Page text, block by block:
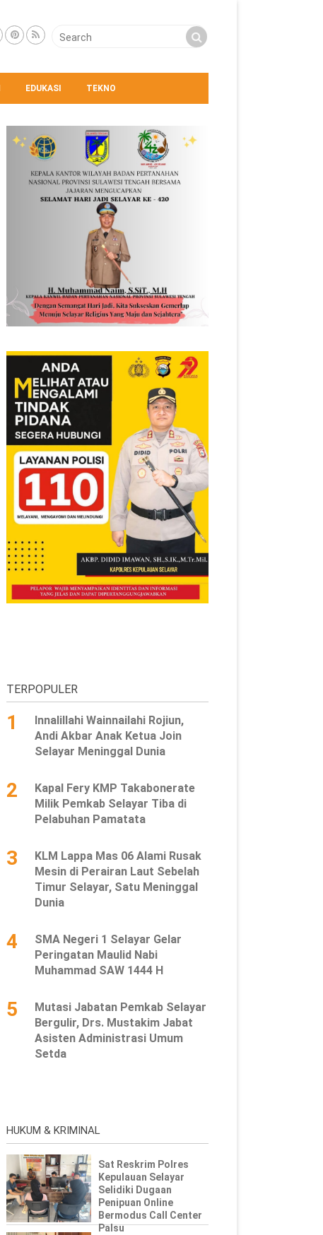
EDUKASI TEKNO
TERPOPULER
1
Innalillahi Wainnailahi Rojiun,
Andi Akbar Anak Ketua Join
Selayar Meninggal Dunia
2
Kapal Fery KMP Takabonerate
Milik Pemkab Selayar Tiba di
Pelabuhan Pamatata
3
KLM Lappa Mas 06 Alami Rusak
Mesin di Perairan Laut Sebelah
Timur Selayar, Satu Meninggal
Dunia
4
SMA Negeri 1 Selayar Gelar
Peringatan Maulid Nabi
Muhammad SAW 1444 H
5
Mutasi Jabatan Pemkab Selayar
Bergulir, Drs. Mustakim Jabat
Asisten Administrasi Umum
Setda
HUKUM & KRIMINAL
Sat Reskrim Polres
Kepulauan Selayar
Selidiki Dugaan
Penipuan Online
Bermodus Call Center
Palsu